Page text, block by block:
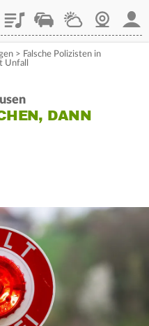
PlaylistStaupilotWetterWebcam
> Falsche Polizisten in
Unfall
DANN